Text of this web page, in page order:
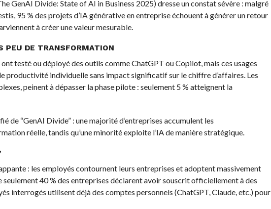
GenAI Divide: State of AI in Business 2025) dresse un constat sévère : malgré
95 % des projets d’IA générative en entreprise échouent à générer un retour
à créer une valeur mesurable.
PEU DE TRANSFORMATION
testé ou déployé des outils comme ChatGPT ou Copilot, mais ces usages
productivité individuelle sans impact significatif sur le chiffre d’affaires. Les
peinent à dépasser la phase pilote : seulement 5 % atteignent la
de “GenAI Divide” : une majorité d’entreprises accumulent les
réelle, tandis qu’une minorité exploite l’IA de manière stratégique.
: les employés contournent leurs entreprises et adoptent massivement
seulement 40 % des entreprises déclarent avoir souscrit officiellement à des
interrogés utilisent déjà des comptes personnels (ChatGPT, Claude, etc.) pour